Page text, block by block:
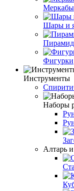
Меркабы
Шары и
Фигурки
Инструменты
Наборы
Алтарь